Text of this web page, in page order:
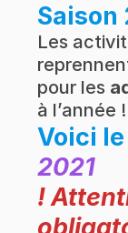
Saison
Les
pour les
à l’année !
Voici le
2021
!